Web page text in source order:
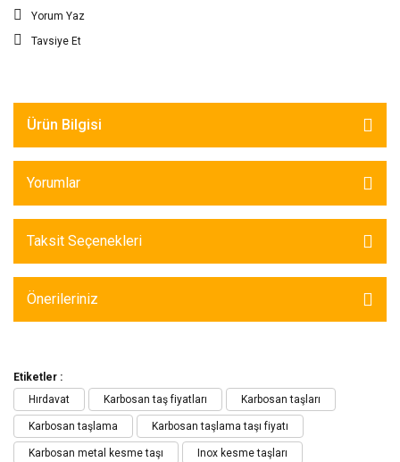
Yorum Yaz
Tavsiye Et
Ürün Bilgisi
Yorumlar
Taksit Seçenekleri
Önerileriniz
Etiketler :
Hırdavat
Karbosan taş fiyatları Karbosan taşları
Karbosan taşlama Karbosan taşlama taşı fiyatı
Karbosan metal kesme taşı Inox kesme taşları